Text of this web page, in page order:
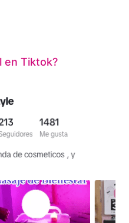
en Tiktok?